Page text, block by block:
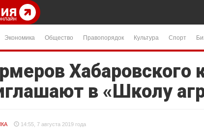
Экономика Общество Правопорядок Культура Спорт
Хабаровского
в «Школу
14:55, 7 августа 2019 года